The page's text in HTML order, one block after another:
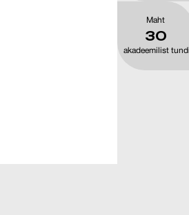
Maht
30
akadeemilist tundi